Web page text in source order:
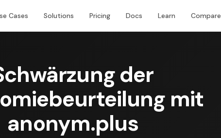
Cases Solutions Pricing Docs Learn Compare
der
mit
anonym.plus